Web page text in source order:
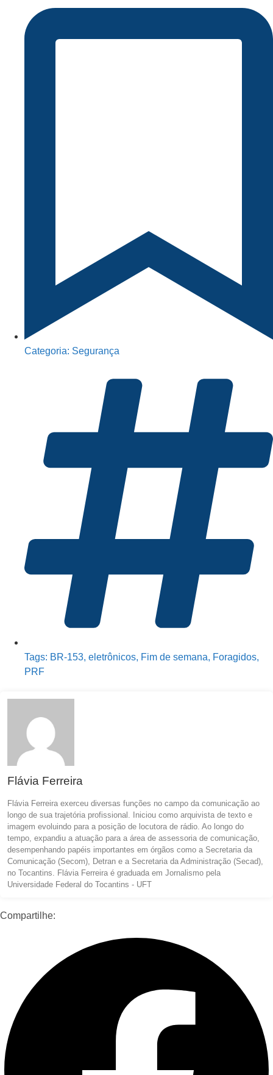
Categoria: Segurança
Tags: BR-153, eletrônicos, Fim de semana, Foragidos,
PRF
Flávia Ferreira
Flávia Ferreira exerceu diversas funções no campo da comunicação ao
longo de sua trajetória profissional. Iniciou como arquivista de texto e
imagem evoluindo para a posição de locutora de rádio. Ao longo do
tempo, expandiu a atuação para a área de assessoria de comunicação,
desempenhando papéis importantes em órgãos como a Secretaria da
Comunicação (Secom), Detran e a Secretaria da Administração (Secad),
no Tocantins. Flávia Ferreira é graduada em Jornalismo pela
Universidade Federal do Tocantins - UFT
Compartilhe: